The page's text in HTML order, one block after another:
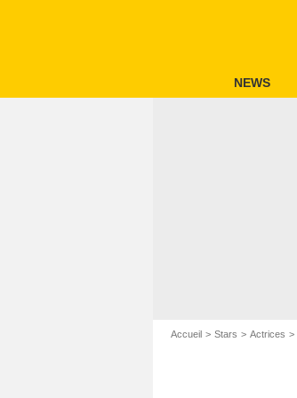
NEWS
Accueil Stars Actrices